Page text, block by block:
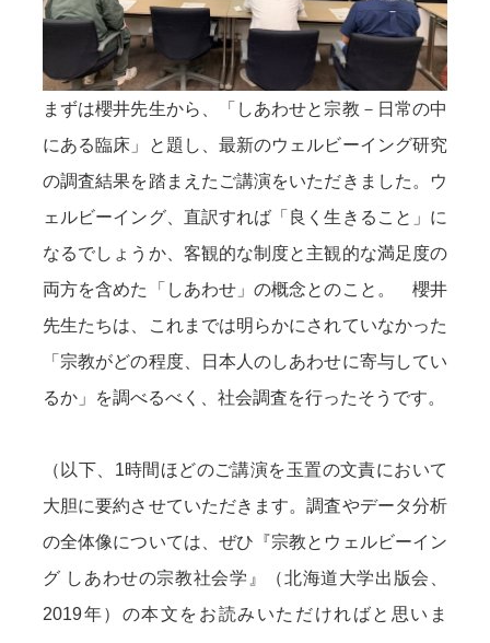
まずは櫻井先生から、「しあわせと宗教－日常の中
にある臨床」と題し、最新のウェルビーイング研究
の調査結果を踏まえたご講演をいただきました。ウ
ェルビーイング、直訳すれば「良く生きること」に
なるでしょうか、客観的な制度と主観的な満足度の
両方を含めた「しあわせ」の概念とのこと。 櫻井
先生たちは、これまでは明らかにされていなかった
「宗教がどの程度、日本人のしあわせに寄与してい
るか」を調べるべく、社会調査を行ったそうです。
（以下、1時間ほどのご講演を玉置の文責において
大胆に要約させていただきます。調査やデータ分析
の全体像については、ぜひ『宗教とウェルビーイン
グ しあわせの宗教社会学』（北海道大学出版会、
2019年）の本文をお読みいただければと思いま